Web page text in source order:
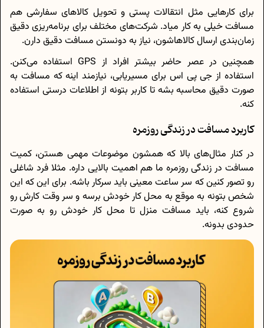
برای کارهایی مثل انتقالات پستی و تحویل کالاهای سفارشی هم
مسافت خیلی به کار میاد. شرکت‌های مختلف برای برنامه‌ریزی دقیق
زمان‌بندی ارسال کالاهاشون، نیاز به دونستن مسافت دقیق دارن.
همچنین در عصر حاضر بیشتر افراد از GPS استفاده می‌کنن.
استفاده از جی پی اس برای مسیریابی، نیازمند اینه که مسافت به
صورت دقیق محاسبه بشه تا کاربر بتونه از اطلاعات درستی استفاده
کنه.
کاربرد مسافت در زندگی روزمره
در کنار مثال‌های بالا که همشون موضوعات مهمی هستن، کمیت
مسافت در زندگی روزمره ما هم اهمیت بالایی داره. مثلا فرد شاغلی
رو تصور کنین که سر ساعت معینی باید سرکار باشه. برای این که این
شخص بتونه به موقع به محل کار خودش برسه و سر وقت کارش رو
شروع کنه، باید مسافت منزل تا محل کار خودش رو به صورت
حدودی بدونه.